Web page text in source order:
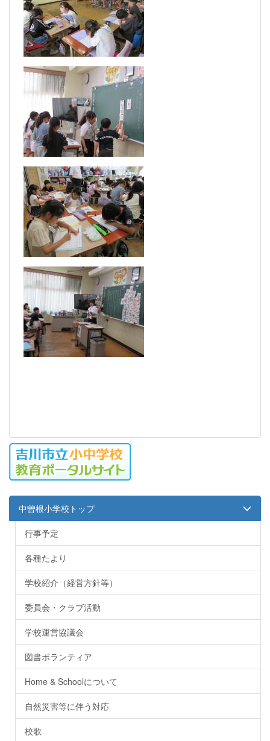
中曽根小学校トップ
行事予定
各種たより
学校紹介（経営方針等）
委員会・クラブ活動
学校運営協議会
図書ボランティア
Home & Schoolについて
自然災害等に伴う対応
校歌